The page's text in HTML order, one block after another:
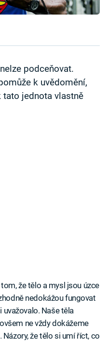
podceňovat.
k uvědomění,
jednota vlastně
že tělo a mysl jsou úzce
nedokážou fungovat
uvažovalo. Naše těla
ne vždy dokážeme
že tělo si umí říct, co